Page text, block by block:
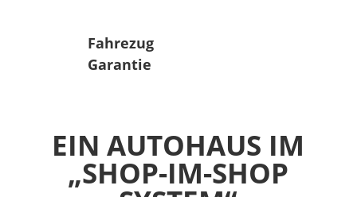
Fahrezug
Garantie
EIN AUTOHAUS IM
„SHOP-IM-SHOP